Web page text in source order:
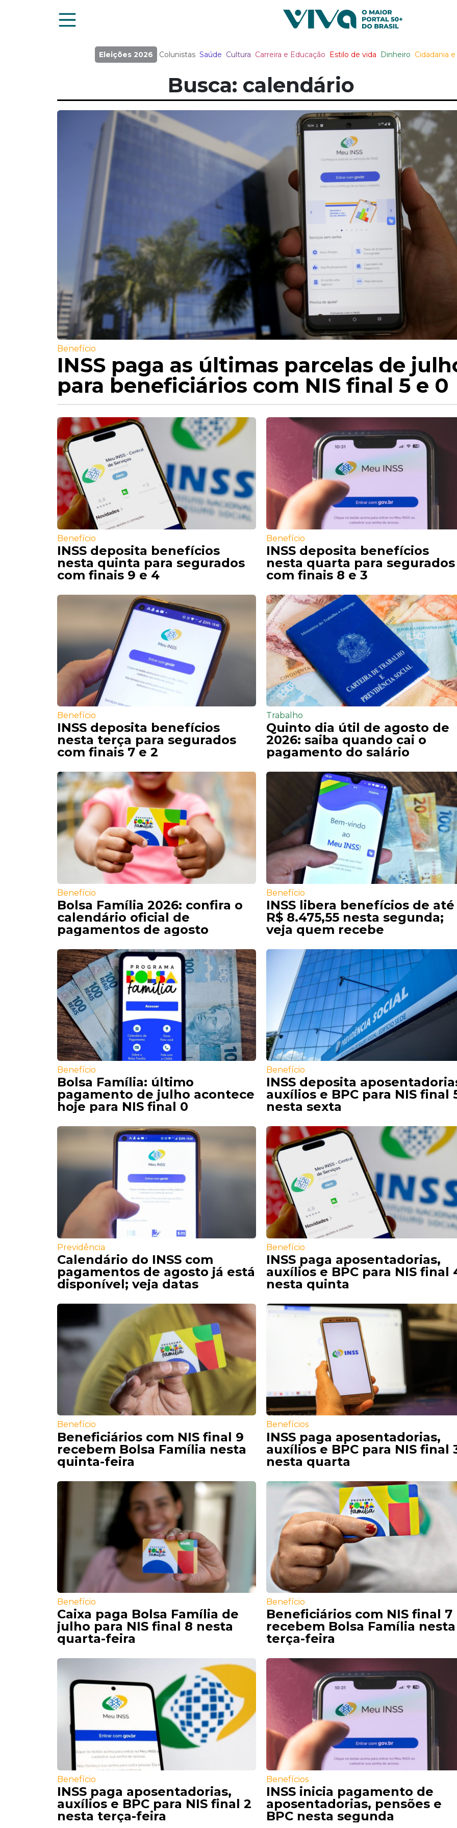
Eleições 2026 Colunistas Saúde Cultura Carreira e Educação Estilo de vida Dinheiro Cidadania
Busca: calendário
Benefício
INSS paga as últimas parcelas de
para beneficiários com NIS final 5 e 0
Benefício
INSS deposita benefícios
nesta quinta para segurados
com finais 9 e 4
Benefício
INSS deposita benefícios
nesta quarta para segurados
com finais 8 e 3
Benefício
INSS deposita benefícios
nesta terça para segurados
com finais 7 e 2
Trabalho
Quinto dia útil de agosto de
2026: saiba quando cai o
pagamento do salário
Benefício
Bolsa Família 2026: confira o
calendário oficial de
pagamentos de agosto
Benefício
INSS libera benefícios de até
R$ 8.475,55 nesta segunda;
veja quem recebe
Benefício
Bolsa Família: último
pagamento de julho acontece
hoje para NIS final 0
Benefício
INSS deposita
auxílios e BPC para NIS final
nesta sexta
Previdência
Calendário do INSS com
pagamentos de agosto já está
disponível; veja datas
Benefício
INSS paga aposentadorias,
auxílios e BPC para NIS final
nesta quinta
Benefício
Beneficiários com NIS final 9
recebem Bolsa Família nesta
quinta-feira
Benefícios
INSS paga aposentadorias,
auxílios e BPC para NIS final
nesta quarta
Benefício
Caixa paga Bolsa Família de
julho para NIS final 8 nesta
quarta-feira
Benefício
Beneficiários com NIS final 7
recebem Bolsa Família nesta
terça-feira
Benefício
INSS paga aposentadorias,
auxílios e BPC para NIS final 2
nesta terça-feira
Benefícios
INSS inicia pagamento de
aposentadorias, pensões e
BPC nesta segunda